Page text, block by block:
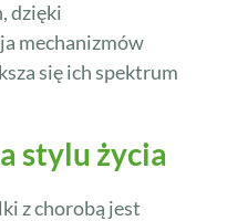
dzięki
mechanizmów
się ich spektrum
stylu życia
z chorobą jest